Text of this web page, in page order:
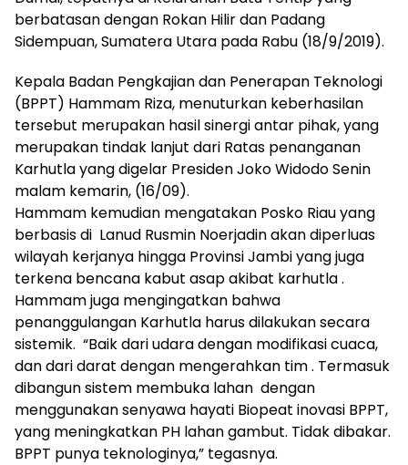
berbatasan dengan Rokan Hilir dan Padang
Sidempuan, Sumatera Utara pada Rabu (18/9/2019).
Kepala Badan Pengkajian dan Penerapan Teknologi
(BPPT) Hammam Riza, menuturkan keberhasilan
tersebut merupakan hasil sinergi antar pihak, yang
merupakan tindak lanjut dari Ratas penanganan
Karhutla yang digelar Presiden Joko Widodo Senin
malam kemarin, (16/09).
Hammam kemudian mengatakan Posko Riau yang
berbasis di Lanud Rusmin Noerjadin akan diperluas
wilayah kerjanya hingga Provinsi Jambi yang juga
terkena bencana kabut asap akibat karhutla .
Hammam juga mengingatkan bahwa
penanggulangan Karhutla harus dilakukan secara
sistemik. “Baik dari udara dengan modifikasi cuaca,
dan dari darat dengan mengerahkan tim . Termasuk
dibangun sistem membuka lahan dengan
menggunakan senyawa hayati Biopeat inovasi BPPT,
yang meningkatkan PH lahan gambut. Tidak dibakar.
BPPT punya teknologinya,” tegasnya.